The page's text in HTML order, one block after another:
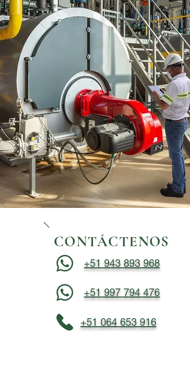
CONTÁCTENOS
+51 943 893 968
+51 997 794 476
+51 064 653 916